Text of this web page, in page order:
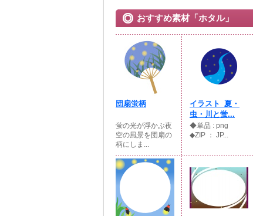
おすすめ素材「ホタル」
団扇蛍柄
蛍の光が浮かぶ夜
空の風景を団扇の
柄にしま...
イラスト_夏・
虫・川と蛍...
◆単品 : png
◆ZIP ： JP...